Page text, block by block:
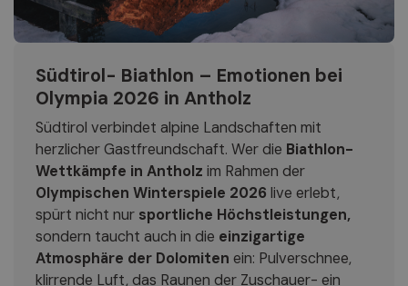
Südtirol- Biathlon – Emotionen bei
Olympia 2026 in Antholz
Südtirol verbindet alpine Landschaften mit
herzlicher Gastfreundschaft. Wer die Biathlon-
Wettkämpfe in Antholz im Rahmen der
Olympischen Winterspiele 2026 live erlebt,
spürt nicht nur sportliche Höchstleistungen,
sondern taucht auch in die einzigartige
Atmosphäre der Dolomiten ein: Pulverschnee,
klirrende Luft, das Raunen der Zuschauer- ein